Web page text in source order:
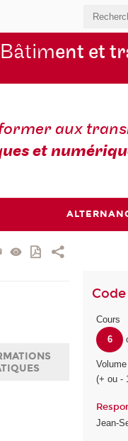
Bâtiment et
aux trans
et
Code
Cours
6
(+ ou -
Jean-